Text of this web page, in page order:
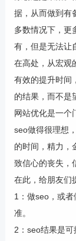
据，从而做到有
多数情况下，更
有，但是无法让
在高处，从宏观
有效的提升时间
的结果，而不是
网站优化是一个
seo做得很理想
的时间，精力，
致信心的丧失，
在此，给朋友们
1：做seo，或
准。
2：seo结果是可